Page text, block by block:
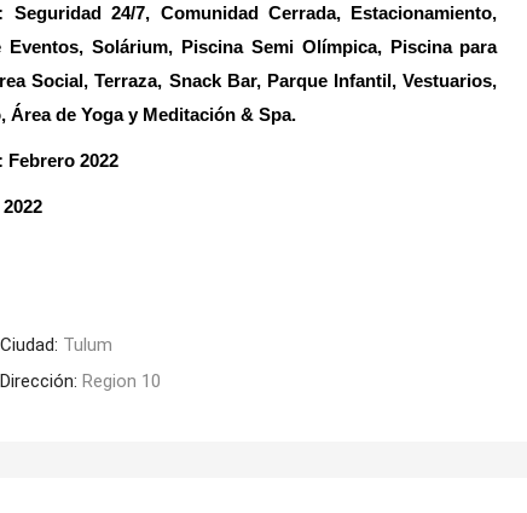
Seguridad 24/7, Comunidad Cerrada, Estacionamiento,
Solárium, Piscina Semi Olímpica, Piscina para
Social, Terraza, Snack Bar, Parque Infantil, Vestuarios,
de Yoga y Meditación & Spa.
Febrero 2022
Ciudad: Tulum
Dirección:Region 10